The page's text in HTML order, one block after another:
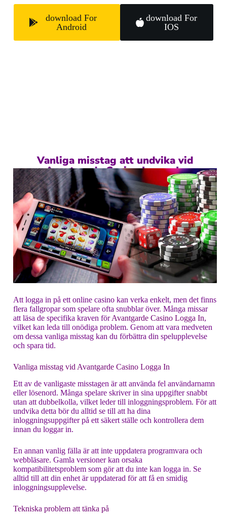
download For
Android
download For
IOS
Vanliga misstag att undvika vid
Avantgarde Casino Logga In
Att logga in på ett online casino kan verka enkelt, men det finns
flera fallgropar som spelare ofta snubblar över. Många missar
att läsa de specifika kraven förAvantgarde Casino Logga In,
vilket kan leda till onödiga problem. Genom att vara medveten
om dessa vanliga misstag kan du förbättra din spelupplevelse
och spara tid.
Vanliga misstag vid Avantgarde Casino Logga In
Ett av de vanligaste misstagen är att använda fel användarnamn
eller lösenord. Många spelare skriver in sina uppgifter snabbt
utan att dubbelkolla, vilket leder till inloggningsproblem. För att
undvika detta bör du alltid se till att ha dina
inloggningsuppgifter på ett säkert ställe och kontrollera dem
innan du loggar in.
En annan vanlig fälla är att inte uppdatera programvara och
webbläsare. Gamla versioner kan orsaka
kompatibilitetsproblem som gör att du inte kan logga in. Se
alltid till att din enhet är uppdaterad för att få en smidig
inloggningsupplevelse.
Tekniska problem att tänka på